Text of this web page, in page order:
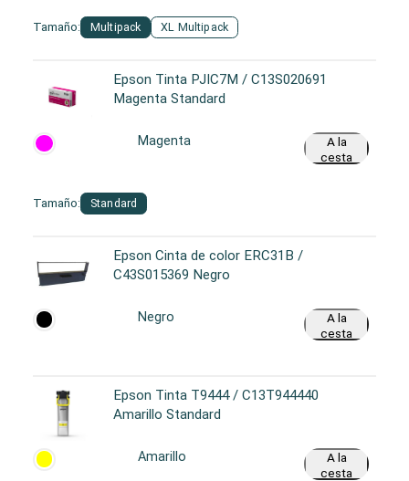
Tamaño: Multipack XL Multipack
Epson Tinta PJIC7M / C13S020691
Magenta Standard
Tamaño: Standard
Magenta
A la
cesta
Epson Cinta de color ERC31B /
C43S015369 Negro
Negro
A la
cesta
Epson Tinta T9444 / C13T944440
Amarillo Standard
Amarillo
A la
cesta